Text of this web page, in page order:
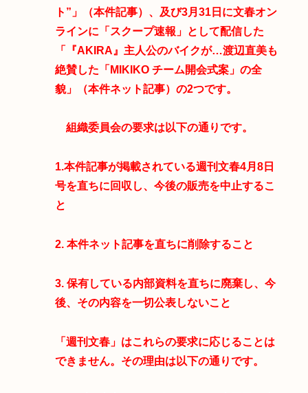
ト”」（本件記事）、及び3月31日に文春オン
ラインに「スクープ速報」として配信した
「『AKIRA』主人公のバイクが…渡辺直美も
絶賛した「MIKIKO チーム開会式案」の全
貌」（本件ネット記事）の2つです。
組織委員会の要求は以下の通りです。
1.本件記事が掲載されている週刊文春4月8日
号を直ちに回収し、今後の販売を中止するこ
と
2. 本件ネット記事を直ちに削除すること
3. 保有している内部資料を直ちに廃棄し、今
後、その内容を一切公表しないこと
「週刊文春」はこれらの要求に応じることは
できません。その理由は以下の通りです。